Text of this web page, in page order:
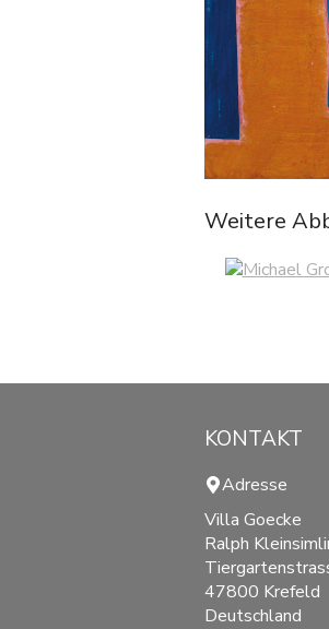
Weitere
KONTAKT
Adresse
Villa Goecke
Ralph
47800 Krefeld
Deutschland